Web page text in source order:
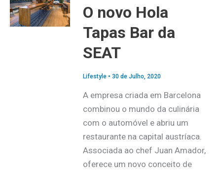
O novo Hola
Tapas Bar da
SEAT
Lifestyle• 30 de Julho, 2020
A empresa criada em Barcelona
combinou o mundo da culinária
com o automóvel e abriu um
restaurante na capital austríaca.
Associada ao chef Juan Amador,
oferece um novo conceito de